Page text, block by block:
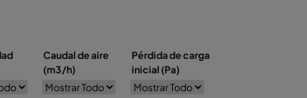
Caudal de aire
(m3/h)
Pérdida de carga
inicial (Pa)